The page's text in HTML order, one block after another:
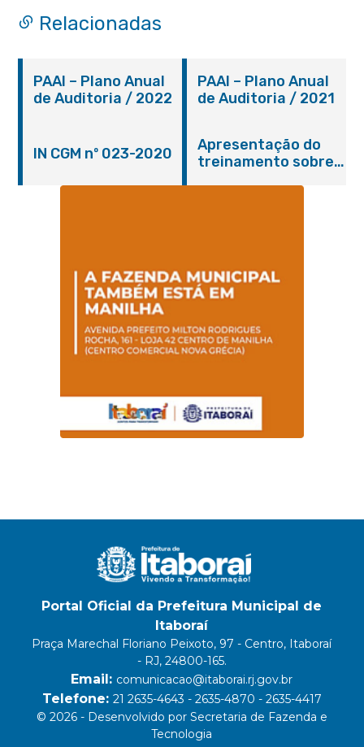
Relacionadas
PAAI – Plano Anual
de Auditoria / 2022
PAAI – Plano Anual
de Auditoria / 2021
IN CGM nº 023-2020
Apresentação do
treinamento sobre
Portal Oficial da Prefeitura Municipal de
Itaboraí
Praça Marechal Floriano Peixoto, 97 - Centro, Itaboraí
- RJ, 24800-165.
Email: comunicacao@itaborai.rj.gov.br
Telefone: 21 2635-4643 - 2635-4870 - 2635-4417
© 2026 - Desenvolvido por Secretaria de Fazenda e
Tecnologia